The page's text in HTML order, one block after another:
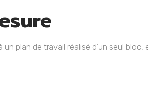
plan de travail réalisé d’un seul bloc,